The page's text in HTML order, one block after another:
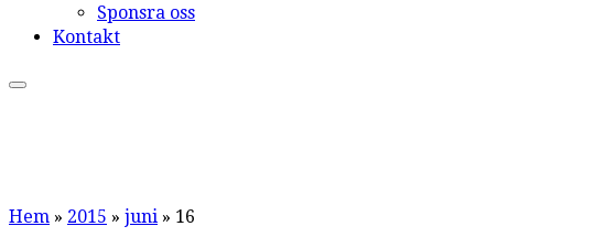
Sponsra oss
Kontakt
Hem » 2015 » juni » 16